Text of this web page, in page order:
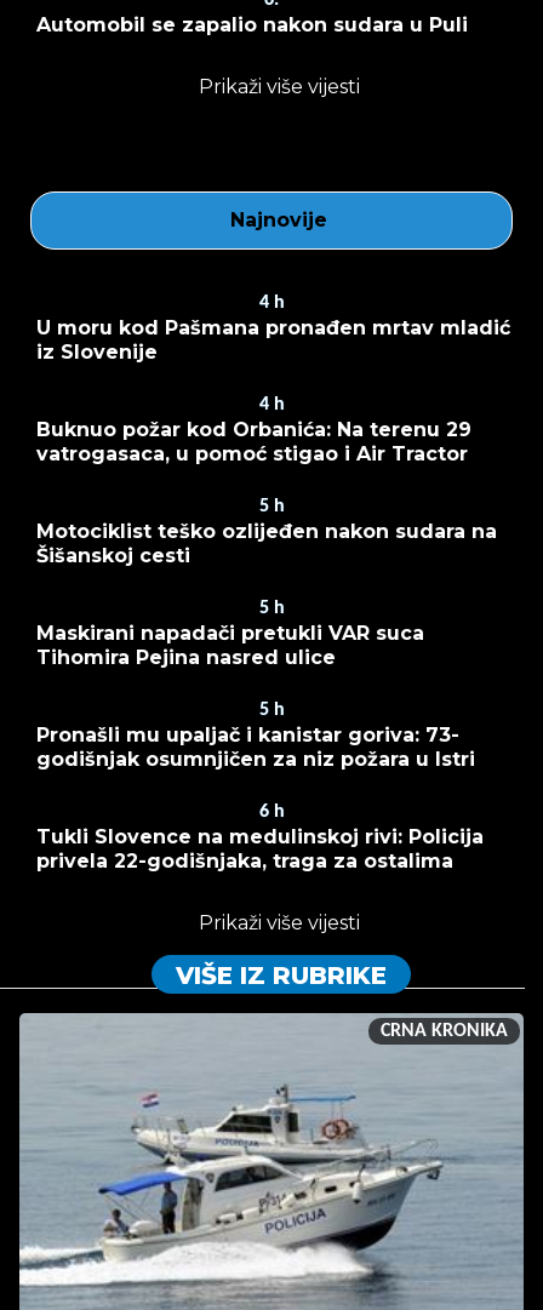
Automobil se zapalio nakon sudara u Puli
Prikaži više vijesti
Najnovije
4 h
U moru kod Pašmana pronađen mrtav mladić
iz Slovenije
4 h
Buknuo požar kod Orbanića: Na terenu 29
vatrogasaca, u pomoć stigao i Air Tractor
5 h
Motociklist teško ozlijeđen nakon sudara na
Šišanskoj cesti
5 h
Maskirani napadači pretukli VAR suca
Tihomira Pejina nasred ulice
5 h
Pronašli mu upaljač i kanistar goriva: 73-
godišnjak osumnjičen za niz požara u Istri
6 h
Tukli Slovence na medulinskoj rivi: Policija
privela 22-godišnjaka, traga za ostalima
Prikaži više vijesti
VIŠE IZ RUBRIKE
CRNA KRONIKA